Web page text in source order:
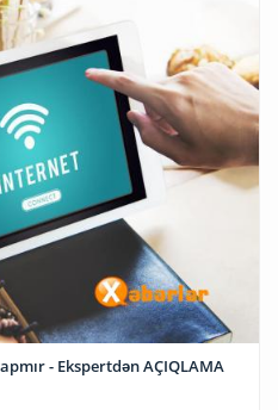
- Ekspertdən AÇIQLAMA